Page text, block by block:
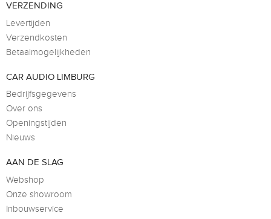
VERZENDING
Levertijden
Verzendkosten
Betaalmogelijkheden
CAR AUDIO LIMBURG
Bedrijfsgegevens
Over ons
Openingstijden
Nieuws
AAN DE SLAG
Webshop
Onze showroom
Inbouwservice